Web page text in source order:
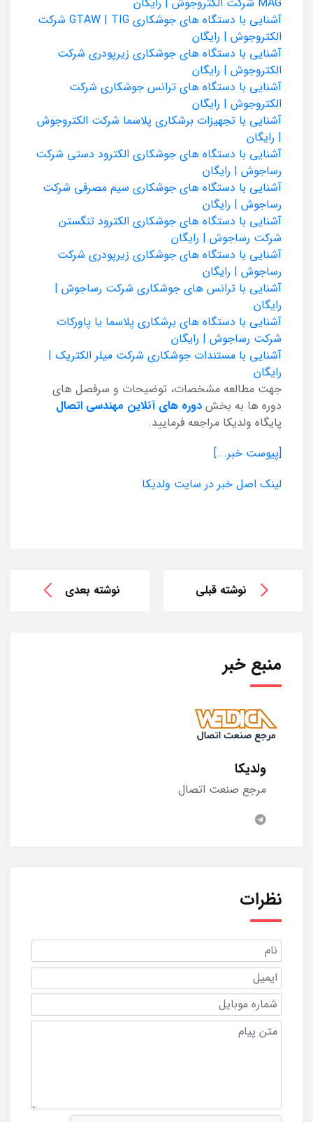
آشنایی با دستگاه های جوشکاری GTAW | TIG شرکت
الکتروجوش | رایگان
آشنایی با دستگاه های جوشکاری زیرپودری شرکت
الکتروجوش | رایگان
آشنایی با دستگاه های ترانس جوشکاری شرکت
الکتروجوش | رایگان
آشنایی با تجهیزات برشکاری پلاسما شرکت الکتروجوش
| رایگان
آشنایی با دستگاه های جوشکاری الکترود دستی شرکت
رساجوش | رایگان
آشنایی با دستگاه های جوشکاری سیم مصرفی شرکت
رساجوش | رایگان
آشنایی با دستگاه های جوشکاری الکترود تنگستن
شرکت رساجوش | رایگان
آشنایی با دستگاه های جوشکاری زیرپودری شرکت
رساجوش | رایگان
آشنایی با ترانس های جوشکاری شرکت رساجوش |
رایگان
آشنایی با دستگاه های برشکاری پلاسما یا پاورکات
شرکت رساجوش | رایگان
آشنایی با مستندات جوشکاری شرکت میلر الکتریک |
رایگان
جهت مطالعه مشخصات، توضیحات و سرفصل های
دوره ها به بخش دوره های آنلاین مهندسی اتصال
پایگاه ولدیکا مراجعه فرمایید.
[پیوست خبر...]
لینک اصل خبر در سایت ولدیکا
نوشته قبلی نوشته بعدی
منبع خبر
ولدیکا
مرجع صنعت اتصال
نظرات